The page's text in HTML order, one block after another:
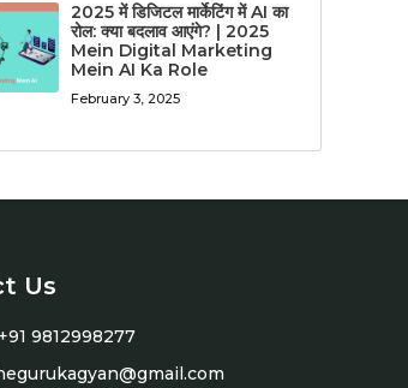
2025 में डिजिटल मार्केटिंग में AI का
रोल: क्या बदलाव आएंगे? | 2025
Mein Digital Marketing
Mein AI Ka Role
February 3, 2025
Us
+91 9812998277